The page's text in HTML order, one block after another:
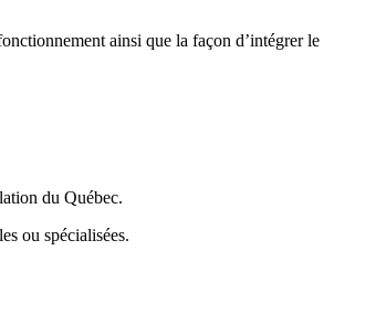
ainsi que la façon d’intégrer le
du Québec.
ou spécialisées.